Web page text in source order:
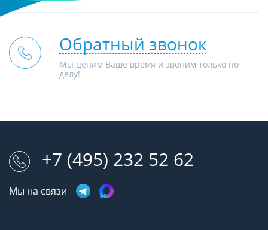
Обратный звонок
Мы ценим Ваше время и звоним только по
делу!
+7 (495) 232 52 62
Мы на связи